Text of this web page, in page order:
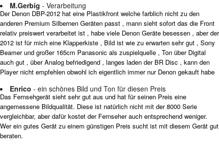
M.Gerbig - Verarbeitung
Der Denon DBP-2012 hat eine Plastikfront welche farblich nicht zu den
anderen Premium Silbernen Geräten passt , mann sieht sofort das die Front
relativ preiswert verarbeitet ist , habe viele Denon Geräte besessen , aber der
2012 ist für mich eine Klapperkiste , Bild ist wie zu erwarten sehr gut , Sony
Beamer und großer 165cm Panasonic als zuspielquelle , Ton über Digital
auch gut , über Analog befriedigend , langes laden der BR Disc , kann den
Player nicht empfehlen obwohl ich eigentlich immer nur Denon gekauft habe
Enrico - ein schönes Bild und Ton für diesen Preis
Das Fernsehgerät sieht sehr gut aus und hat für seinen Preis eine
angemessene Bildqualität. Diese ist natürlich nicht mit der 8000 Serie
vergleichbar, aber dafür kostet der Fernseher auch entsprechend weniger.
Wer ein gutes Gerät zu einem günstigen Preis sucht ist mit diesem Gerät gut
beraten.